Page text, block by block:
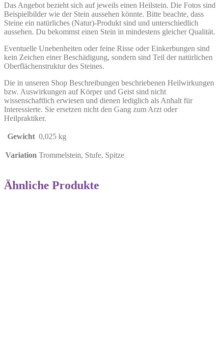
Das Angebot bezieht sich auf jeweils einen Heilstein. Die Fotos sind
Beispielbilder wie der Stein aussehen könnte. Bitte beachte, dass
Steine ein natürliches (Natur)-Produkt sind und unterschiedlich
aussehen. Du bekommst einen Stein in mindestens gleicher Qualität.
Eventuelle Unebenheiten oder feine Risse oder Einkerbungen sind
kein Zeichen einer Beschädigung, sondern sind Teil der natürlichen
Oberflächenstruktur des Steines.
Die in unseren Shop Beschreibungen beschriebenen Heilwirkungen
bzw. Auswirkungen auf Körper und Geist sind nicht
wissenschaftlich erwiesen und dienen lediglich als Anhalt für
Interessierte. Sie ersetzen nicht den Gang zum Arzt oder
Heilpraktiker.
Gewicht 0,025 kg
Variation Trommelstein, Stufe, Spitze
Ähnliche Produkte